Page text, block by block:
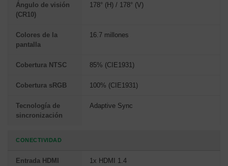
Ángulo de visión
(CR10)
178° (H) / 178° (V)
Colores de la
pantalla
16.7 millones
Cobertura NTSC 85% (CIE1931)
Cobertura sRGB 100% (CIE1931)
Tecnología de
sincronización
Adaptive Sync
CONECTIVIDAD
Entrada HDMI 1x HDMI 1.4